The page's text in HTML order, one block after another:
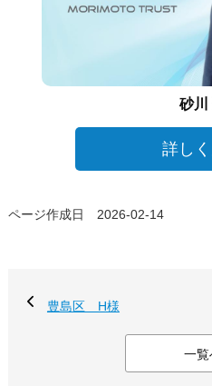
砂川
詳し
ページ作成日 2026-02-14
豊島区 H様
一覧